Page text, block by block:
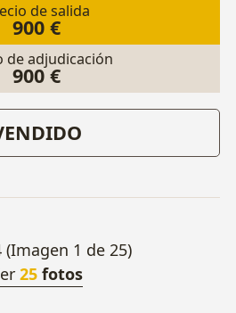
de salida
900 €
de adjudicación
900 €
25 fotos